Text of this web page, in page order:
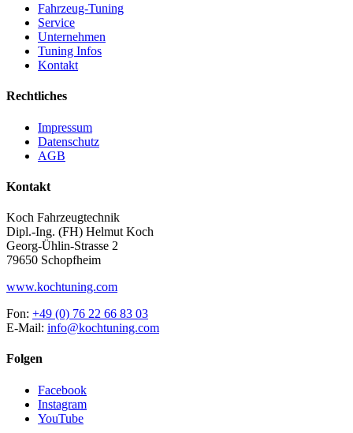
Fahrzeug-Tuning
Service
Unternehmen
Tuning Infos
Kontakt
Rechtliches
Impressum
Datenschutz
AGB
Kontakt
Koch Fahrzeugtechnik
Dipl.-Ing. (FH) Helmut Koch
Georg-Ühlin-Strasse 2
79650 Schopfheim
www.kochtuning.com
Fon: +49 (0) 76 22 66 83 03
E-Mail: info@kochtuning.com
Folgen
Facebook
Instagram
YouTube